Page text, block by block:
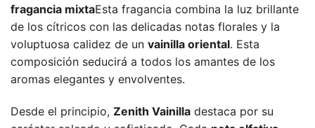
fragancia mixtaEsta fragancia combina la luz brillante
de los cítricos con las delicadas notas florales y la
voluptuosa calidez de un vainilla oriental. Esta
composición seducirá a todos los amantes de los
aromas elegantes y envolventes.
Desde el principio, Zenith Vainilla destaca por su